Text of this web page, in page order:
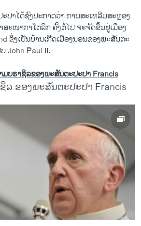
ປາໄດ້ຊົງປະກາດວ່າ ການສະເຫລີມສະຫຼອງ
ະໜາກາໂຕລິກ ຄັ້ງຕໍ່ໄປ ຈະຈັດຂຶ້ນຢູ່ເມືອງ
ຊຶ່ງເປັນບ້ານເກີດເມືອງນອນຂອງພະສັນຕະ
John Paul II.
ບຣາຊິລຂອງພະສັນຕະປະປາ Francis
ລ ຂອງພະສັນຕະປະປາ Francis